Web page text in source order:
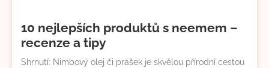
10 nejlepších produktů s neemem –
recenze a tipy
Shrnutí: Nimbový olej či prášek je skvělou přírodní cestou